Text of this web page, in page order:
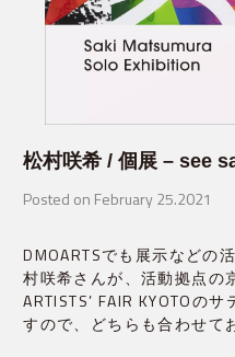
松村咲希 / 個展 – see
Posted on February 25.2021
DMOARTSでも展示などの
村咲希さんが、活動拠点の
ARTISTS’ FAIR KYOTOの
すので、どちらも合わせて